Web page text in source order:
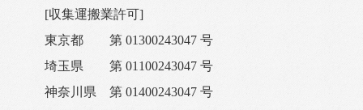
[収集運搬業許可]
東京都 第 01300243047 号
埼玉県 第 01100243047 号
神奈川県 第 01400243047 号